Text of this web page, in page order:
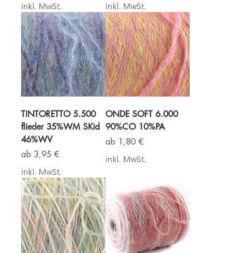
inkl. MwSt. inkl. MwSt.
TINTORETTO 5.500
flieder 35%WM SKid
46%WV
ab 3,95 €
Sale-Preis
inkl. MwSt.
ONDE SOFT 6.000
90%CO 10%PA
ab 1,80 €
Sale-Preis
inkl. MwSt.